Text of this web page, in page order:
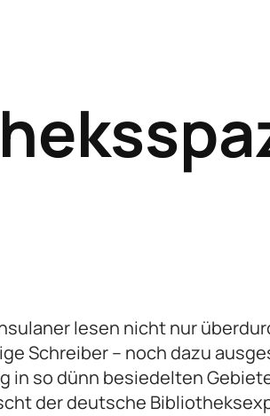
lesen nicht nur
Schreiber – noch dazu
in so dünn besiedelten
der deutsche